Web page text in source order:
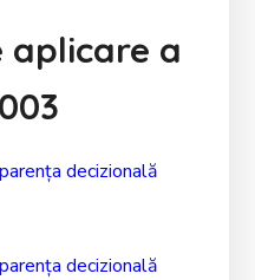
aplicare a
decizională
decizională